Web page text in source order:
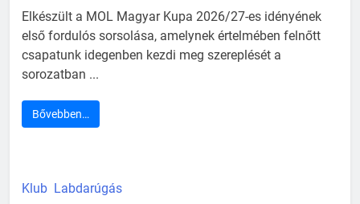
Elkészült a MOL Magyar Kupa 2026/27-es idényének
első fordulós sorsolása, amelynek értelmében felnőtt
csapatunk idegenben kezdi meg szereplését a
sorozatban ...
Bővebben…
Klub Labdarúgás